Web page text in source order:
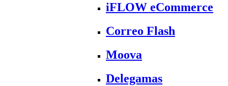
iFLOW eCommerce
Correo Flash
Moova
Delegamas